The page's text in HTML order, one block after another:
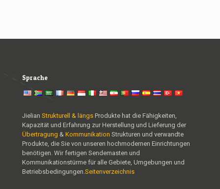
Sprache
Jielian Strukturell & längs Produkte hat die Fähigkeiten,
Kapazität und Erfahrung zur Herstellung und Lieferung der
Übertragung & Kommunikation Strukturen und verwandte
Produkte, die Sie von unseren hochmodernen Einrichtungen
benötigen. Wir fertigen Sendemasten und
Kommunikationstürme für alle Gebiete, Umgebungen und
Betriebsbedingungen. Seitenverzeichnis